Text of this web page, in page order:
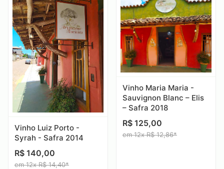
Vinho Luiz Porto -
Syrah - Safra 2014
R$ 140,00
em 12x R$ 14,40*
Vinho Maria Maria -
Sauvignon Blanc – Elis
– Safra 2018
R$ 125,00
em 12x R$ 12,86*